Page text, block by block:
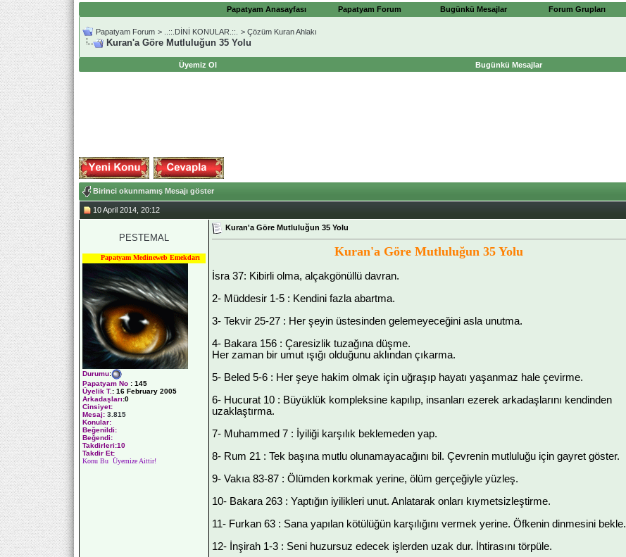
Papatyam Anasayfası Papatyam Forum Bugünkü Mesajlar Forum Grupları
Papatyam Forum > ..::.DİNİ KONULAR.::. > Çözüm Kuran Ahlakı
Kuran'a Göre Mutluluğun 35 Yolu
Üyemiz Ol Bugünkü Mesajlar
Birinci okunmamış Mesajı göster
10 April 2014, 20:12
PESTEMAL
Papatyam Medineweb Emekdarı
Durumu:
Papatyam No : 145
Üyelik T. : 16 February 2005
Arkadaşları:0
Cinsiyet:
Mesaj: 3.815
Konular:
Beğenildi:
Beğendi:
Takdirleri:10
Takdir Et:
Konu Bu Üyemize Aittir!
Kuran'a Göre Mutluluğun 35 Yolu
Kuran'a Göre Mutluluğun 35 Yolu
İsra 37: Kibirli olma, alçakgönüllü davran.
2- Müddesir 1-5 : Kendini fazla abartma.
3- Tekvir 25-27 : Her şeyin üstesinden gelemeyeceğini asla unutma.
4- Bakara 156 : Çaresizlik tuzağına düşme.
Her zaman bir umut ışığı olduğunu aklından çıkarma.
5- Beled 5-6 : Her şeye hakim olmak için uğraşıp hayatı yaşanmaz hale çevirme.
6- Hucurat 10 : Büyüklük kompleksine kapılıp, insanları ezerek arkadaşlarını kendinden
uzaklaştırma.
7- Muhammed 7 : İyiliği karşılık beklemeden yap.
8- Rum 21 : Tek başına mutlu olunamayacağını bil. Çevrenin mutluluğu için gayret göster.
9- Vakıa 83-87 : Ölümden korkmak yerine, ölüm gerçeğiyle yüzleş.
10- Bakara 263 : Yaptığın iyilikleri unut. Anlatarak onları kıymetsizleştirme.
11- Furkan 63 : Sana yapılan kötülüğün karşılığını vermek yerine. Öfkenin dinmesini bekle.
12- İnşirah 1-3 : Seni huzursuz edecek işlerden uzak dur. İhtirasını törpüle.